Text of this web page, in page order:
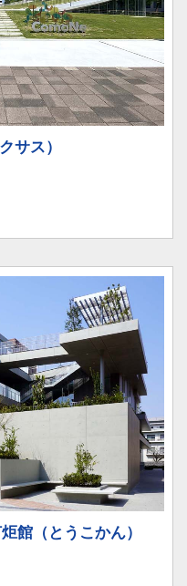
サス）
館（とうこかん）